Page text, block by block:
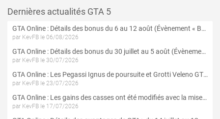
Dernières actualités GTA 5
GTA Online : Détails des bonus du 6 au 12 août (Évènement « Braquages de l'été » - Suite et fin)
par KevFB le 06/08/2026
GTA Online : Détails des bonus du 30 juillet au 5 août (Évènement « Braquages d'été »)
par KevFB le 30/07/2026
GTA Online : Les Pegassi Ignus de poursuite et Grotti Veleno GT sont maintenant disponibles
par KevFB le 23/07/2026
GTA Online : Les gains des casses ont été modifiés avec la mise à jour « Le Braquage du Kortz Center »
par KevFB le 17/07/2026